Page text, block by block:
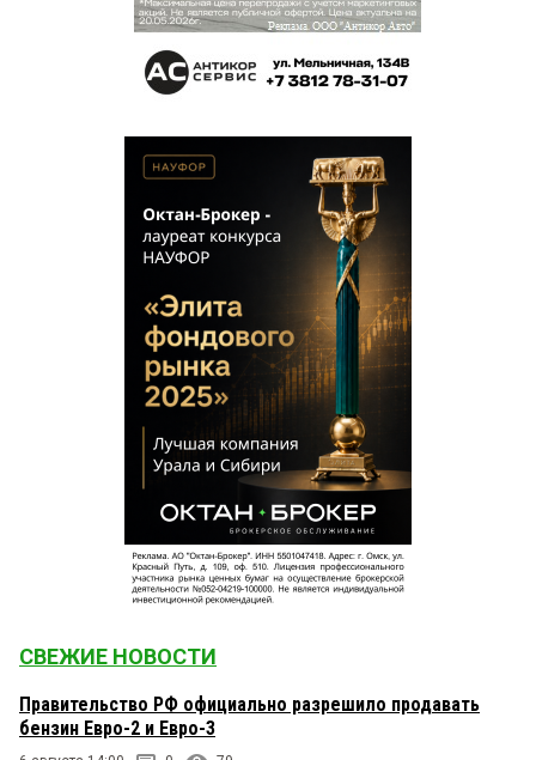
СВЕЖИЕ НОВОСТИ
Правительство РФ официально разрешило продавать
бензин Евро-2 и Евро-3